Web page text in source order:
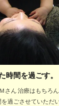
時間を過ごす。
さん 治療はもちろ
過ごさせていただ